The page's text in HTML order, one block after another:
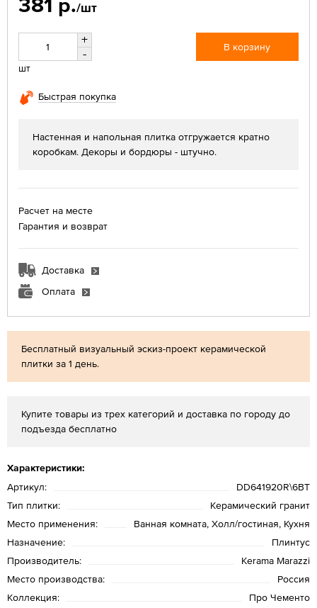
Бесплатный визуальный эскиз-проект керамической
плитки за 1 день.
Купите товары из трех категорий и доставка по городу до
подъезда бесплатно
Характеристики:
Артикул:
DD641920R\6BT
Тип плитки:
Керамический гранит
Место применения:
Ванная комната, Холл/гостиная, Кухня
Назначение:
Плинтус
Производитель:
Kerama Marazzi
Место производства:
Россия
Коллекция:
Про Чементо
/шт
+
-
шт
В корзину
Быстрая покупка
Настенная и напольная плитка отгружается кратно
коробкам. Декоры и бордюры - штучно.
Расчет на месте
Гарантия и возврат
Доставка
Оплата